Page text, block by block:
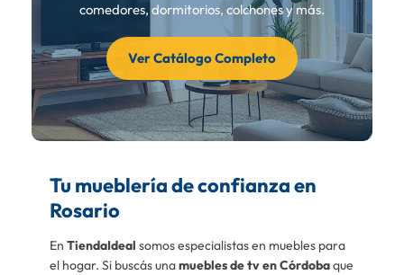
comedores, dormitorios, colchones y más.
Ver Catálogo Completo
Tu mueblería de confianza en
Rosario
En TiendaIdeal somos especialistas en muebles para
el hogar. Si buscás unamuebles de tv en Córdobaque